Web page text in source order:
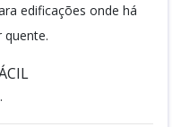
edificações onde há
quente.